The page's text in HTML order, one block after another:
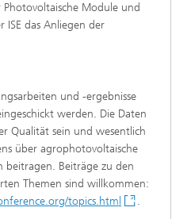
Module und
das Anliegen der
und -ergebnisse
werden. Die Daten
Qualität sein und wesentlich
über agrophotovoltaische
beitragen. Beiträge zu den
Themen sind willkommen:
topics.html
.